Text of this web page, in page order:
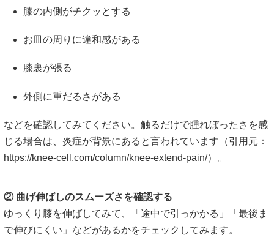
膝の内側がチクッとする
お皿の周りに違和感がある
膝裏が張る
外側に重だるさがある
などを確認してみてください。触るだけで腫れぼったさを感
じる場合は、炎症が背景にあると言われています（引用元：
https://knee-cell.com/column/knee-extend-pain/）。
② 曲げ伸ばしのスムーズさを確認する
ゆっくり膝を伸ばしてみて、「途中で引っかかる」「最後ま
で伸びにくい」などがあるかをチェックしてみます。